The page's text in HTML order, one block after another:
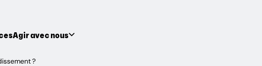
Agir avec nous
?